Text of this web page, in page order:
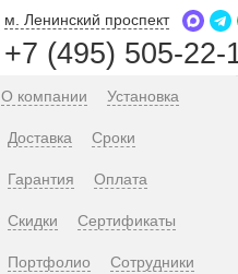
м. Ленинский проспект
+7 (495) 505-22-
О компании Установка
Доставка Сроки
Гарантия Оплата
Скидки Сертификаты
Портфолио Сотрудники